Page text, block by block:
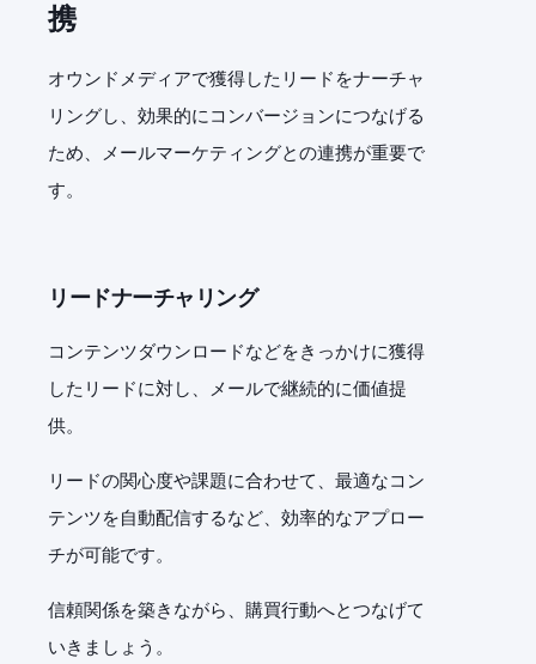
携
オウンドメディアで獲得したリードをナーチャ
リングし、効果的にコンバージョンにつなげる
ため、メールマーケティングとの連携が重要で
す。
リードナーチャリング
コンテンツダウンロードなどをきっかけに獲得
したリードに対し、メールで継続的に価値提
供。
リードの関心度や課題に合わせて、最適なコン
テンツを自動配信するなど、効率的なアプロー
チが可能です。
信頼関係を築きながら、購買行動へとつなげて
いきましょう。